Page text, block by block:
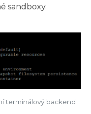
sandboxy.
terminálový backend